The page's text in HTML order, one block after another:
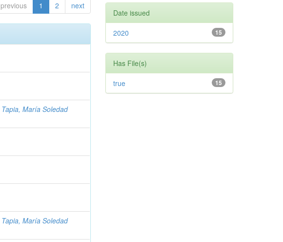
previous 1 2 next
Tapia, María Soledad
Tapia, María Soledad
Date issued
15
2020
Has File(s)
15
true